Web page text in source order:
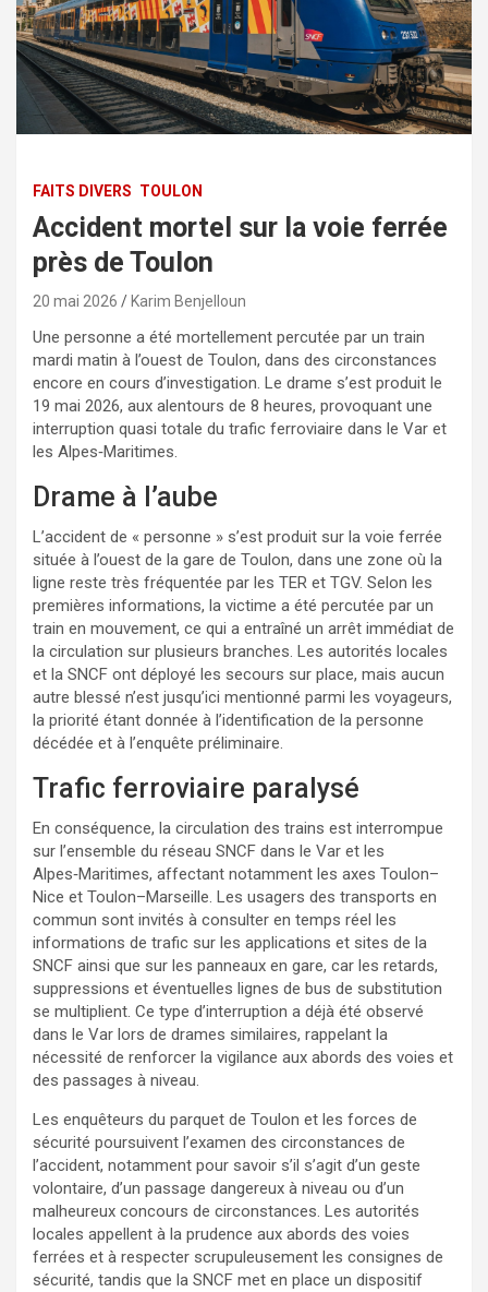
FAITS DIVERS TOULON
Accident mortel sur la voie ferrée
près de Toulon
20 mai 2026 Karim Benjelloun
Une personne a été mortellement percutée par un train
mardi matin à l’ouest de Toulon, dans des circonstances
encore en cours d’investigation. Le drame s’est produit le
19 mai 2026, aux alentours de 8 heures, provoquant une
interruption quasi totale du trafic ferroviaire dans le Var et
les Alpes‑Maritimes.
Drame à l’aube
L’accident de « personne » s’est produit sur la voie ferrée
située à l’ouest de la gare de Toulon, dans une zone où la
ligne reste très fréquentée par les TER et TGV. Selon les
premières informations, la victime a été percutée par un
train en mouvement, ce qui a entraîné un arrêt immédiat de
la circulation sur plusieurs branches. Les autorités locales
et la SNCF ont déployé les secours sur place, mais aucun
autre blessé n’est jusqu’ici mentionné parmi les voyageurs,
la priorité étant donnée à l’identification de la personne
décédée et à l’enquête préliminaire.
Trafic ferroviaire paralysé
En conséquence, la circulation des trains est interrompue
sur l’ensemble du réseau SNCF dans le Var et les
Alpes‑Maritimes, affectant notamment les axes Toulon–
Nice et Toulon–Marseille. Les usagers des transports en
commun sont invités à consulter en temps réel les
informations de trafic sur les applications et sites de la
SNCF ainsi que sur les panneaux en gare, car les retards,
suppressions et éventuelles lignes de bus de substitution
se multiplient. Ce type d’interruption a déjà été observé
dans le Var lors de drames similaires, rappelant la
nécessité de renforcer la vigilance aux abords des voies et
des passages à niveau.
Les enquêteurs du parquet de Toulon et les forces de
sécurité poursuivent l’examen des circonstances de
l’accident, notamment pour savoir s’il s’agit d’un geste
volontaire, d’un passage dangereux à niveau ou d’un
malheureux concours de circonstances. Les autorités
locales appellent à la prudence aux abords des voies
ferrées et à respecter scrupuleusement les consignes de
sécurité, tandis que la SNCF met en place un dispositif